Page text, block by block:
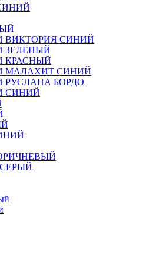
ВИКТОРИЯ СИНИЙ
ЗЕЛЕНЫЙ
КРАСНЫЙ
МАЛАХИТ СИНИЙ
РУСЛАНА БОРДО
СИНИЙ